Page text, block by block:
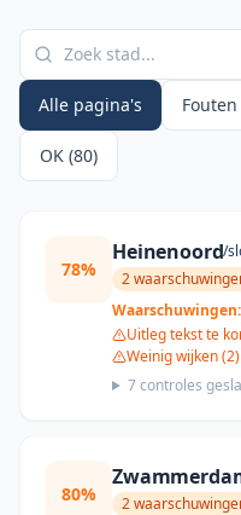
Alle pagina's Fouten
OK (80)
78%
Heinenoord/
2waarschuwing
Waarschuwingen:
Uitleg tekst te
Weinig wijken (2)
7controles
80%
2waarschuwing